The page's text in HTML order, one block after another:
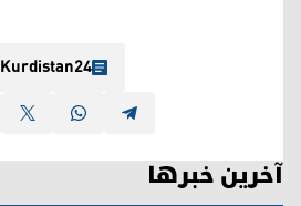
Kurdistan24
آخرین خبرها